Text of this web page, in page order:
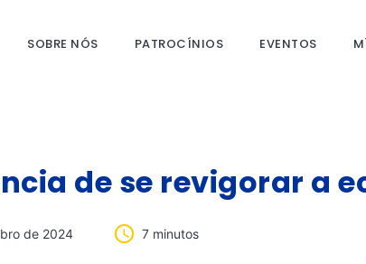
SOBRE NÓS PATROCÍNIOS EVENTOS
de se revigorar a
de 2024 7 minutos